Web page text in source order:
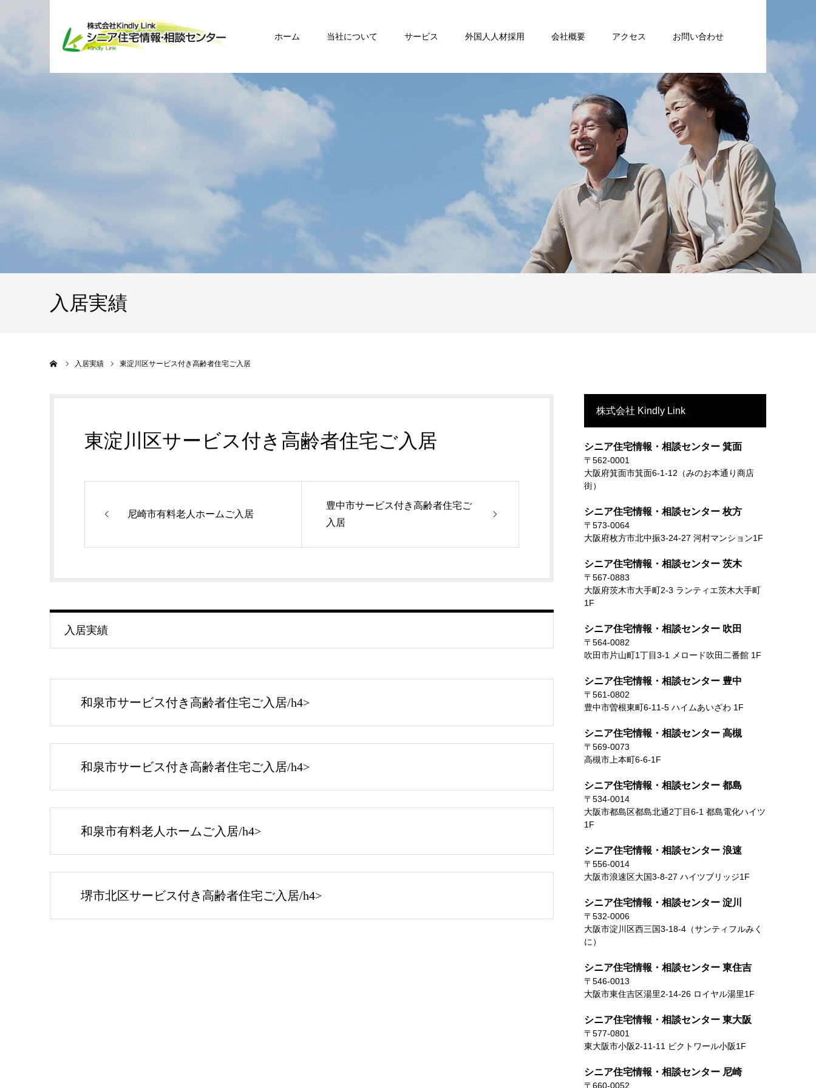
ホーム 当社について サービス 外国人人材採用 会社概要 アクセス お問い合わせ
入居実績
入居実績 東淀川区サービス付き高齢者住宅ご入居
東淀川区サービス付き高齢者住宅ご入居
尼崎市有料老人ホームご入居
豊中市サービス付き高齢者住宅ご
入居
入居実績
和泉市サービス付き高齢者住宅ご入居/h4>
和泉市サービス付き高齢者住宅ご入居/h4>
和泉市有料老人ホームご入居/h4>
堺市北区サービス付き高齢者住宅ご入居/h4>
株式会社 Kindly Link
シニア住宅情報・相談センター 箕面
〒562-0001
大阪府箕面市箕面6-1-12（みのお本通り商店
街）
シニア住宅情報・相談センター 枚方
〒573-0064
大阪府枚方市北中振3-24-27 河村マンション1F
シニア住宅情報・相談センター 茨木
〒567-0883
大阪府茨木市大手町2-3 ランティエ茨木大手町
1F
シニア住宅情報・相談センター 吹田
〒564-0082
吹田市片山町1丁目3-1 メロード吹田二番館 1F
シニア住宅情報・相談センター 豊中
〒561-0802
豊中市曽根東町6-11-5 ハイムあいざわ 1F
シニア住宅情報・相談センター 高槻
〒569-0073
高槻市上本町6-6-1F
シニア住宅情報・相談センター 都島
〒534-0014
大阪市都島区都島北通2丁目6-1 都島電化ハイツ
1F
シニア住宅情報・相談センター 浪速
〒556-0014
大阪市浪速区大国3-8-27 ハイツブリッジ1F
シニア住宅情報・相談センター 淀川
〒532-0006
大阪市淀川区西三国3-18-4（サンティフルみく
に）
シニア住宅情報・相談センター 東住吉
〒546-0013
大阪市東住吉区湯里2-14-26 ロイヤル湯里1F
シニア住宅情報・相談センター 東大阪
〒577-0801
東大阪市小阪2-11-11 ビクトワール小阪1F
シニア住宅情報・相談センター 尼崎
〒660-0052